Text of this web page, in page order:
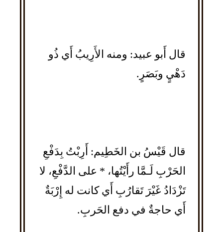
قال أَبو عبيد: ومنه الأَرِيبُ أَي ذُو
دَهْيٍ وبَصَرٍ.
قال قَيْسُ بن الخَطِيم: أَرِبْتُ بِدَفْعِ
الحَرْبِ لَـمَّا رأَيْتُها، * على الدَّفْعِ، لا
تَزْدَادُ غَيْرَ تَقارُبِ أَي كانت له إِرْبَةٌ
أَي حاجةٌ في دفع الحَربِ.